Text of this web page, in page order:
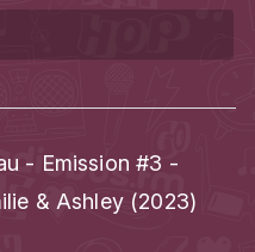
- Emission #3 -
& Ashley (2023)